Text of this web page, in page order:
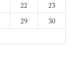
22
23
29
30